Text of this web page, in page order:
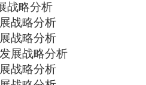
战略分析
战略分析
战略分析
展战略分析
战略分析